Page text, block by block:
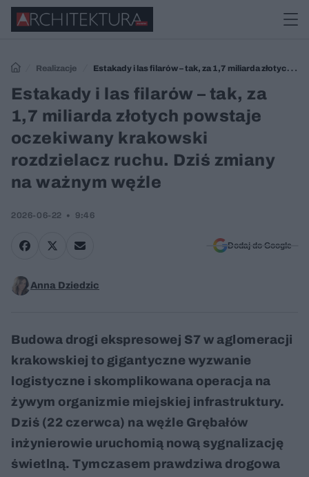
Realizacje
Estakady i las filarów – tak, za 1,7 miliarda złotych
powstaje oczekiwany krakowski rozdzielacz ruchu. Dziś zmiany na
Estakady i las filarów – tak, za
1,7 miliarda złotych powstaje
oczekiwany krakowski
rozdzielacz ruchu. Dziś zmiany
na ważnym węźle
2026-06-22 9:46
Dodaj do Google
Anna Dziedzic
Budowa drogi ekspresowej S7 w aglomeracji
krakowskiej to gigantyczne wyzwanie
logistyczne i skomplikowana operacja na
żywym organizmie miejskiej infrastruktury.
Dziś (22 czerwca) na węźle Grębałów
inżynierowie uruchomią nową sygnalizację
świetlną. Tymczasem prawdziwa drogowa